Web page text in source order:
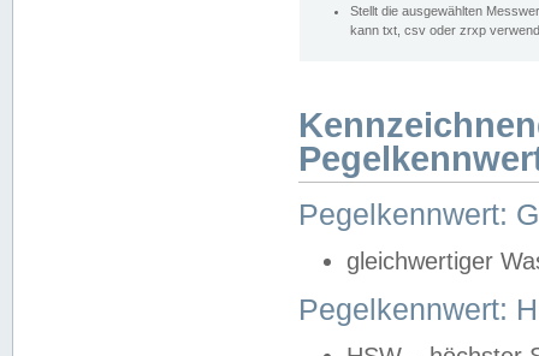
Stellt die ausgewählten
kann txt, csv oder zrxp
Pegelkennwert:
gleichwertiger
Pegelkennwert: